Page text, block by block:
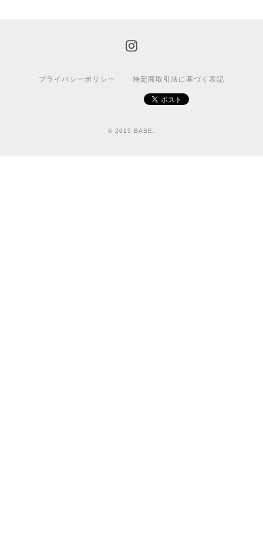
プライバシーポリシー 特定商取引法に基づく表記
© 2015 BASE.